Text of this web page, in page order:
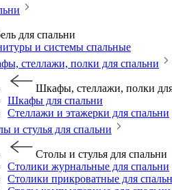
для спальни
и системы спальные
стеллажи, полки для спальни
Шкафы, стеллажи, полки
Шкафы для спальни
Стеллажи и этажерки для спальни
и стулья для спальни
Столы и стулья для спальни
Столики журнальные для спальни
Столики прикроватные для